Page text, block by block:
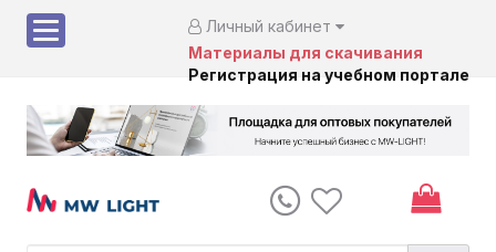
Личный кабинет
Материалы для скачивания
Регистрация на учебном портале